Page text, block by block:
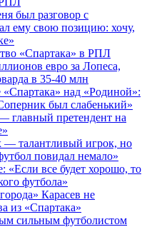
был разговор с
ему свою позицию: хочу,
«Спартака» в РПЛ
евро за Лопеса,
в 35-40 млн
над «Родиной»:
был слабенький»
главный претендент на
— талантливый игрок, но
повидал немало»
все будет хорошо, то
футбола»
Карасев не
из «Спартака»
сильным футболистом